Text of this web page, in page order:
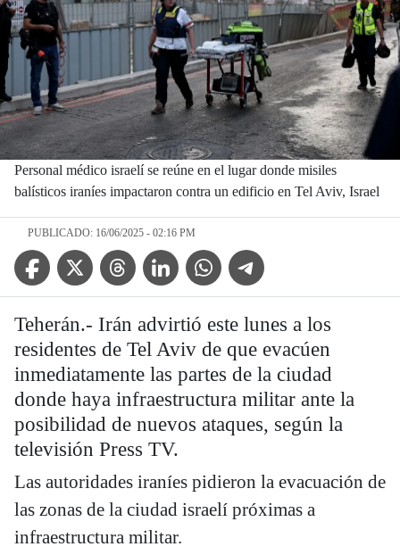
Personal médico israelí se reúne en el lugar donde misiles
balísticos iraníes impactaron contra un edificio en Tel Aviv, Israel
PUBLICADO: 16/06/2025 - 02:16 PM
Facebook IconTwitter IconThreads IconLinkedin IconWhatsApp IconTelegram Icon
Teherán.- Irán advirtió este lunes a los
residentes de Tel Aviv de que evacúen
inmediatamente las partes de la ciudad
donde haya infraestructura militar ante la
posibilidad de nuevos ataques, según la
televisión Press TV.
Las autoridades iraníes pidieron la evacuación de
las zonas de la ciudad israelí próximas a
infraestructura militar.